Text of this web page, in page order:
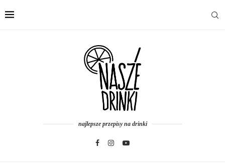
najlepsze przepisy na drinki